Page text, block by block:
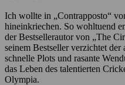
Ich wollte in „Contrapposto“
hineinkriechen. So wohltuend
der Bestsellerautor von „The
seinem Bestseller verzichtet
schnelle Plots und rasante
das Leben des talentierten
Olympia.